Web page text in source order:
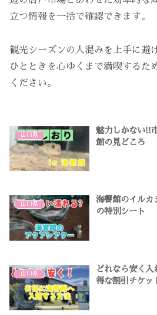
立つ情報を一括で確認できます。
観光シーズンの人混みを上手に避
ひとときを心ゆくまで満喫するた
ください。
山口県
魅力しかない!!
館の見どころ
山口県
海響館のイルカ
の特別シート
山口県
どれなら安く入
得な割引チケッ